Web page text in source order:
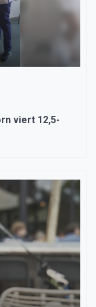
viert 12,5-